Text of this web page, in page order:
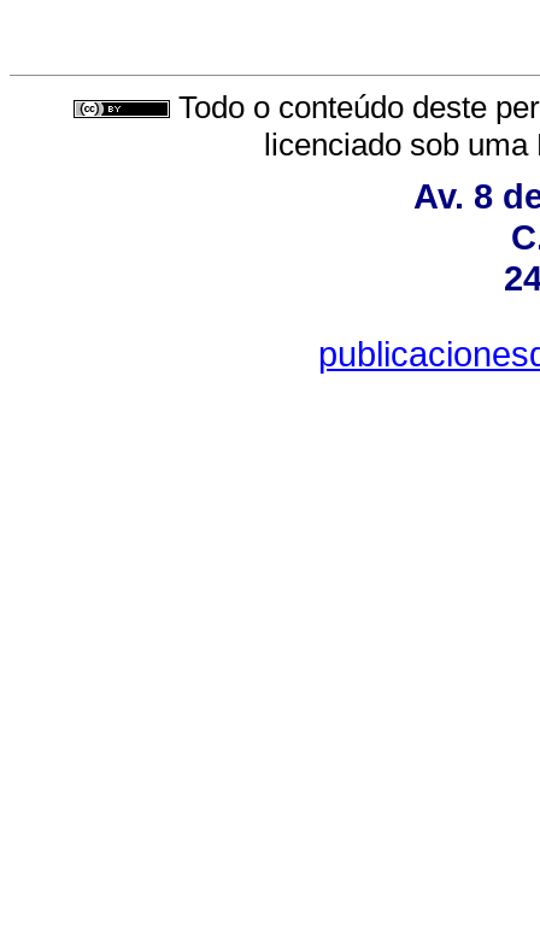
Todo o conteúdo deste
licenciado sob uma
Av. 8